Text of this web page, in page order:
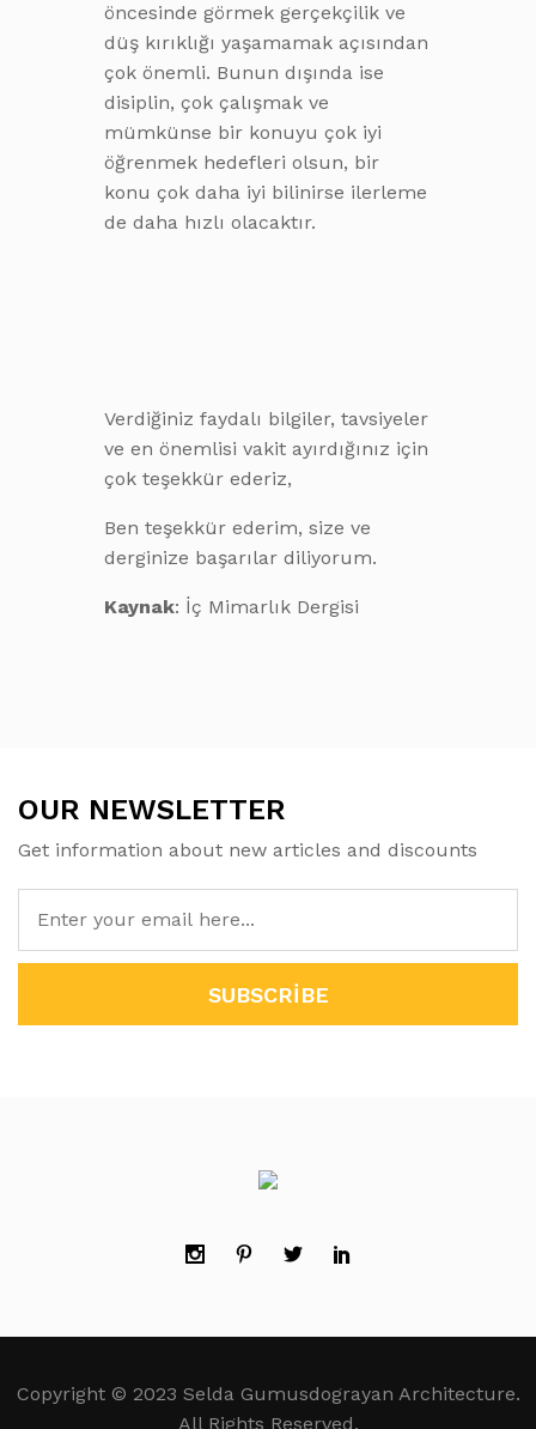
öncesinde görmek gerçekçilik ve
düş kırıklığı yaşamamak açısından
çok önemli. Bunun dışında ise
disiplin, çok çalışmak ve
mümkünse bir konuyu çok iyi
öğrenmek hedefleri olsun, bir
konu çok daha iyi bilinirse ilerleme
de daha hızlı olacaktır.
Verdiğiniz faydalı bilgiler, tavsiyeler
ve en önemlisi vakit ayırdığınız için
çok teşekkür ederiz,
Ben teşekkür ederim, size ve
derginize başarılar diliyorum.
Kaynak: İç Mimarlık Dergisi
OUR NEWSLETTER
Get information about new articles and discounts
Copyright © 2023 Selda Gumusdograyan Architecture.
All Rights Reserved.